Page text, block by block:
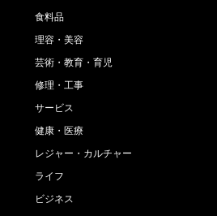
食料品
理容・美容
芸術・教育・育児
修理・工事
サービス
健康・医療
レジャー・カルチャー
ライフ
ビジネス